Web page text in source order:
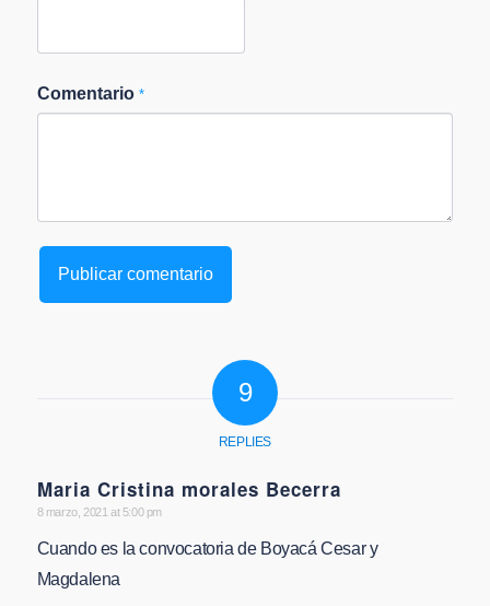
Comentario *
9
REPLIES
Maria Cristina morales Becerra
says:
8 marzo, 2021 at 5:00 pm
Cuando es la convocatoria de Boyacá Cesar y
Magdalena